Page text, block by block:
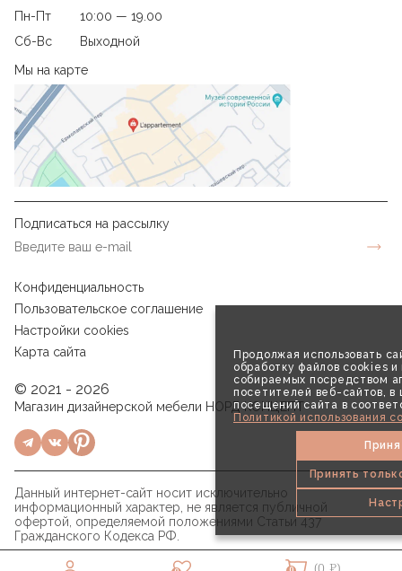
Продолжая использовать
обработку файлов cookies и
собираемых посредством
посетителей веб-сайтов, в
посещений сайта в
Политикой использования
Принять
Пн-Пт
10:00 — 19.00
Сб-Вс
Выходной
Мы на карте
Подписаться на рассылку
Конфиденциальность
Пользовательское соглашение
Настройки cookies
Карта сайта
© 2021 - 2026
Магазин дизайнерской мебели НОРД КОНЦЕПТ
Данный интернет-сайт носит исключительно
информационный характер, не является публичной
офертой, определяемой положениями Статьи 437
Гражданского Кодекса РФ.